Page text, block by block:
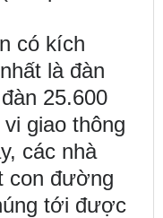
có kích
là đàn
25.600
giao thông
các nhà
con đường
tới được